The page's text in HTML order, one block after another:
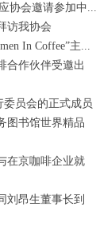
协会邀请参加中...
访我协会
In Coffee”主...
合作伙伴受邀出
委员会的正式成员
图书馆世界精品
在京咖啡企业就
刘昂生董事长到